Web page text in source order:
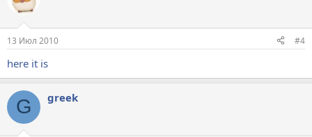
13 Июл 2010 #4
here it is
G greek